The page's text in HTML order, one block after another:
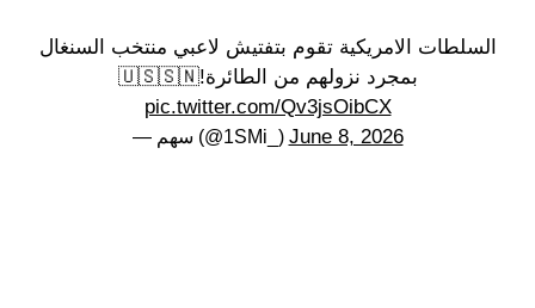
السلطات الامريكية تقوم بتفتيش لاعبي منتخب السنغال
بمجرد نزولهم من الطائرة!🇺🇸🇸🇳
pic.twitter.com/Qv3jsOibCX
— سهم (@1SMi_) June 8, 2026